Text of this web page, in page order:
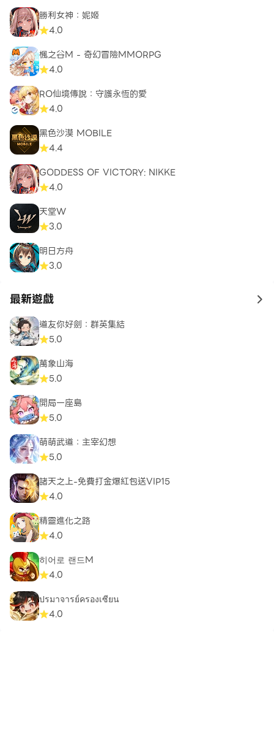
勝利女神：妮姬
4.0
楓之谷M - 奇幻冒險MMORPG
4.0
RO仙境傳說：守護永恆的愛
4.0
黑色沙漠 MOBILE
4.4
GODDESS OF VICTORY: NIKKE
4.0
天堂W
3.0
明日方舟
3.0
最新遊戲 to
道友你好劍：群英集結
5.0
萬象山海
5.0
開局一座島
5.0
萌萌武道：主宰幻想
5.0
諸天之上-免費打金爆紅包送VIP15
4.0
精靈進化之路
4.0
히어로 랜드M
4.0
ปรมาจารย์ครองเซียน
4.0